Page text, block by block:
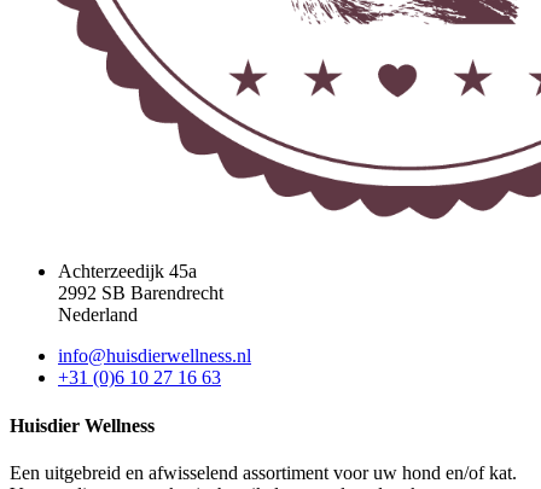
Achterzeedijk 45a
2992 SB Barendrecht
Nederland
info@huisdierwellness.nl
+31 (0)6 10 27 16 63
Huisdier Wellness
Een uitgebreid en afwisselend assortiment voor uw hond en/of kat.